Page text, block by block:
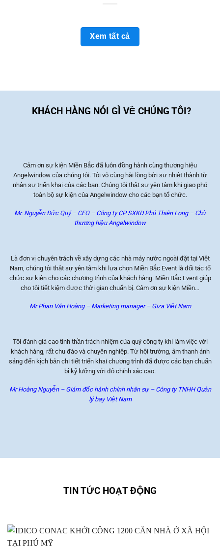
Xem tất cả
KHÁCH HÀNG NÓI GÌ VỀ CHÚNG TÔI?
Cảm ơn sự kiện Miền Bắc đã luôn đồng hành cùng thương hiệu
Angelwindow của chúng tôi. Tôi vô cùng hài lòng bởi sự nhiệt thành từ
nhân sự triển khai của các bạn. Chúng tôi thật sự yên tâm khi giao phó
toàn bộ sự kiện của Angelwindow cho các bạn tổ chức.
Mr. Nguyễn Đức Quý – CEO – Công ty CP SXKD Phú Thiên Long – Chủ
thương hiệu Angelwindow
Là đơn vị chuyên trách về xây dựng các nhà máy nước ngoài đặt tại Việt
Nam, chúng tôi thật sự yên tâm khi lựa chọn Miền Bắc Event là đối tác tổ
chức sự kiện cho các chương trình của khách hàng. Miền Bắc Event giúp
cho tôi tiết kiệm được thời gian chuẩn bị. Cảm ơn sự kiện Miền…
Mr Phan Văn Hoàng – Marketing manager – Giza Việt Nam
Tôi đánh giá cao tinh thần trách nhiệm của quý công ty khi làm việc với
khách hàng, rất chu đáo và chuyên nghiệp. Từ hội trường, âm thanh ánh
sáng đến kịch bản chi tiết triển khai chương trình đã được các bạn chuẩn
bị kỹ lưỡng với độ chính xác cao.
Mr Hoàng Nguyễn – Giám đốc hành chính nhân sự – Công ty TNHH Quản
lý bay Việt Nam
TIN TỨC HOẠT ĐỘNG